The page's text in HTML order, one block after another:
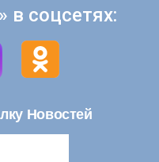
в соцсетях:
Новостей